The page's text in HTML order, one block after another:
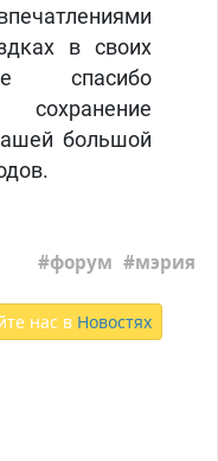
в своих
спасибо
большой
форум мэрия
нас в Новостях